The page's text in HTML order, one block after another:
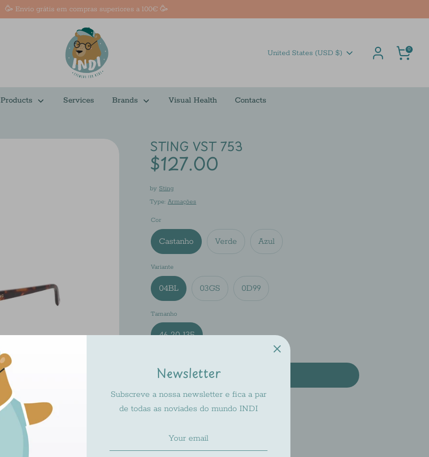
🥳 Envio grátis em compras superiores a 100€ 🥳
Currency
United States (USD $) Cart0
Products Services Brands Visual Health Contacts
STING VST 753
$127.00
by Sting
Type:Armações
Cor
Castanho Verde Azul
Variante
04BL 03GS 0D99
Tamanho
46-20-135
Usually ready in 2-4 days
Check availability at other stores
Newsletter
Subscreve a nossa newsletter e fica a par
de todas as noviades do mundo INDI